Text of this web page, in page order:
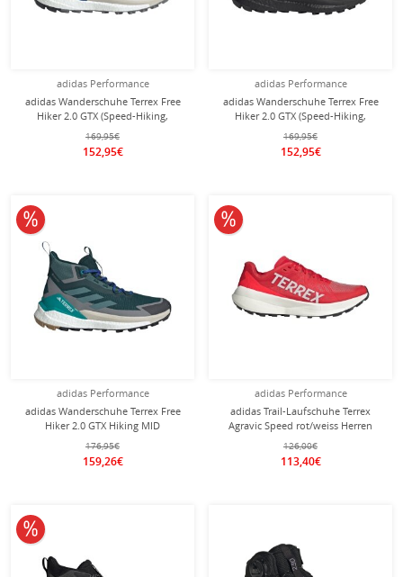
adidas Performance
adidas Wanderschuhe Terrex Free
Hiker 2.0 GTX (Speed-Hiking,
wasserdicht) tealblau/grau Herren
169,95€
152,95€
adidas Performance
adidas Wanderschuhe Terrex Free
Hiker 2.0 GTX (Speed-Hiking,
wasserdicht) schwarz Herren
169,95€
152,95€
adidas Performance
adidas Wanderschuhe Terrex Free
Hiker 2.0 GTX Hiking MID
(wasserdicht) tealblau/grau Herren
176,95€
159,26€
10% reduziert
adidas Performance
adidas Trail-Laufschuhe Terrex
Agravic Speed rot/weiss Herren
126,00€
113,40€
10% reduziert
10% reduziert